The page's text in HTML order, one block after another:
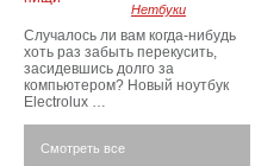
Нетбуки
Случалось ли вам когда-нибудь
хоть раз забыть перекусить,
засидевшись долго за
компьютером? Новый ноутбук
Electrolux …
Смотреть все